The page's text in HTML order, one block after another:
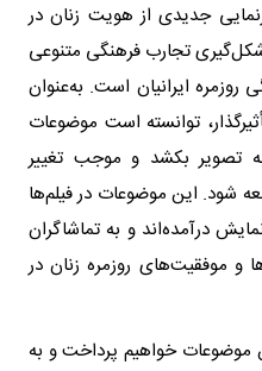
جدیدی از هویت زنان در
تجارب فرهنگی متنوعی
روزمره ایرانیان است. به‌عنوان
توانسته است موضوعات
تصویر بکشد و موجب تغییر
شود. این موضوعات در فیلم‌ها
درآمده‌اند و به تماشاگران
و موفقیت‌های روزمره زنان در
موضوعات خواهیم پرداخت و به